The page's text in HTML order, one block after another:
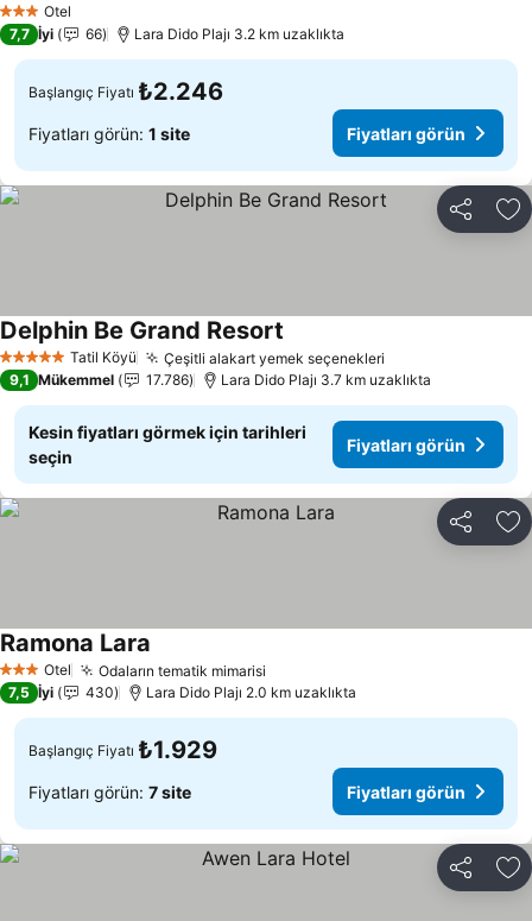
3 YıldızOtel
7,7 İyi 66 Lara Dido Plajı 3.2 km uzaklıkta
Başlangıç Fiyatı ₺2.246
Fiyatları görün: 1 site Fiyatları görün
Paylaş
5 Yıldız Tatil Köyü Çeşitli alakart yemek seçenekleri
Delphin Be Grand Resort
9,1 Mükemmel 17.786 Lara Dido Plajı 3.7 km uzaklıkta
Kesin fiyatları görmek için tarihleri
seçin
Fiyatları görün
Paylaş
3 YıldızOtel Odaların tematik mimarisi
Ramona Lara
7,5 İyi 430 Lara Dido Plajı 2.0 km uzaklıkta
Başlangıç Fiyatı ₺1.929
Fiyatları görün: 7 site Fiyatları görün
Paylaş